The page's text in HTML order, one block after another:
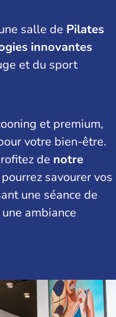
salle de Pilates
innovantes
et du sport
et premium,
votre bien-être.
de notre
savourer vos
une séance de
ambiance